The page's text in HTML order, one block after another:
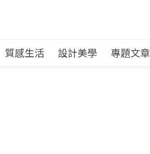
質感生活 設計美學 專題文章